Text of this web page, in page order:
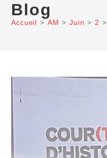
Blog
Accueil > AM > Juin > 2 >